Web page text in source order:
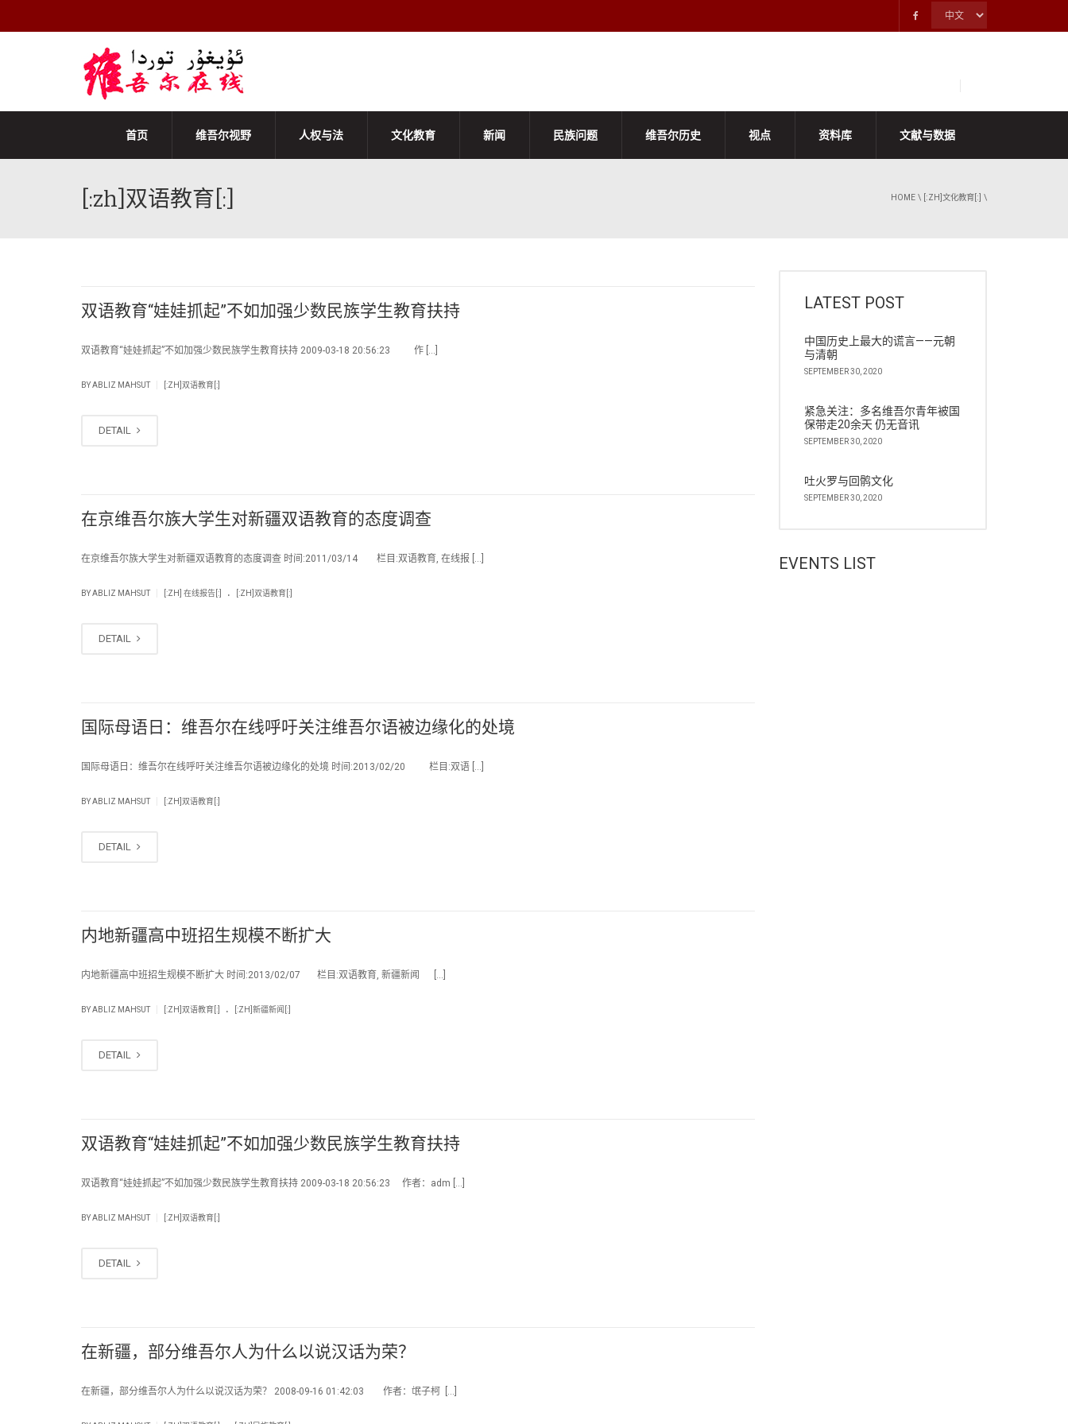
首页 维吾尔视野 人权与法 文化教育 新闻 民族问题 维吾尔历史 视点 资料库 文献与数据
[:zh]双语教育[:] HOME \ [:ZH]文化教育[:] \
双语教育“娃娃抓起”不如加强少数民族学生教育扶持
双语教育“娃娃抓起”不如加强少数民族学生教育扶持 2009-03-18 20:56:23 作 […]
BYABLIZ MAHSUT [:ZH]双语教育[:]
DETAIL
在京维吾尔族大学生对新疆双语教育的态度调查
在京维吾尔族大学生对新疆双语教育的态度调查 时间:2011/03/14 栏目:双语教育, 在线报 […]
BYABLIZ MAHSUT [:ZH] 在线报告[:] . [:ZH]双语教育[:]
DETAIL
国际母语日：维吾尔在线呼吁关注维吾尔语被边缘化的处境
国际母语日：维吾尔在线呼吁关注维吾尔语被边缘化的处境 时间:2013/02/20 栏目:双语 […]
BYABLIZ MAHSUT [:ZH]双语教育[:]
DETAIL
内地新疆高中班招生规模不断扩大
内地新疆高中班招生规模不断扩大 时间:2013/02/07 栏目:双语教育, 新疆新闻 […]
BYABLIZ MAHSUT [:ZH]双语教育[:] . [:ZH]新疆新闻[:]
DETAIL
双语教育“娃娃抓起”不如加强少数民族学生教育扶持
双语教育“娃娃抓起”不如加强少数民族学生教育扶持 2009-03-18 20:56:23 作者：adm […]
BYABLIZ MAHSUT [:ZH]双语教育[:]
DETAIL
在新疆，部分维吾尔人为什么以说汉话为荣？
在新疆，部分维吾尔人为什么以说汉话为荣？ 2008-09-16 01:42:03 作者：氓子柯 […]
LATEST POST
中国历史上最大的谎言——元朝
与清朝
SEPTEMBER 30, 2020
紧急关注：多名维吾尔青年被国
保带走20余天 仍无音讯
SEPTEMBER 30, 2020
吐火罗与回鹘文化
SEPTEMBER 30, 2020
EVENTS LIST